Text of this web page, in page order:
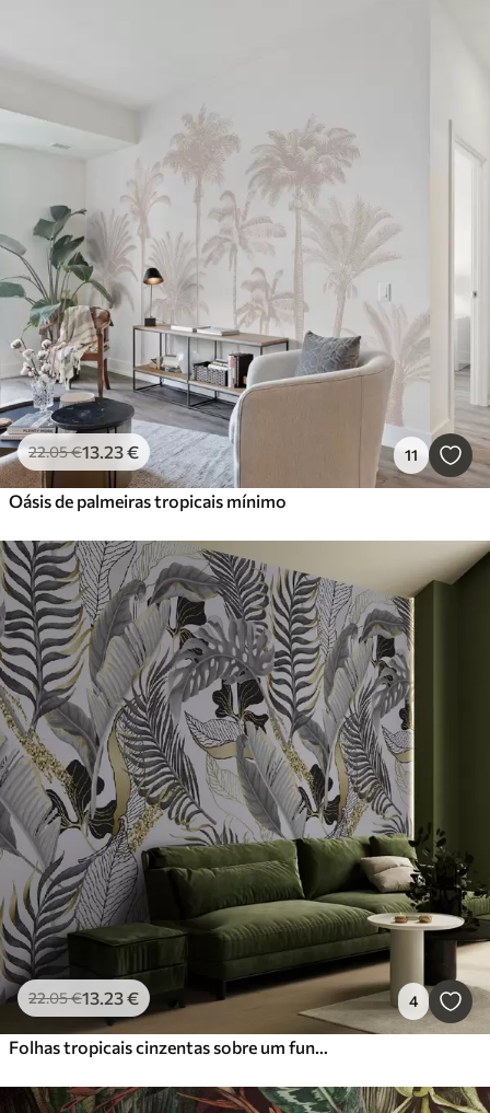
22.05€13.23€ 11
Oásis de palmeiras tropicais mínimo
22.05€13.23€ 4
Folhas tropicais cinzentas sobre um fundo branco